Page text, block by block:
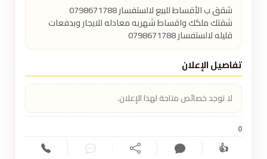
شقق ب الأقساط للبيع لالستفسار 0798671788
قليله لالستفسار 0798671788
تفاصيل الإعلان
لا توجد خصائص متاحة لهذا الإعلان.
0
👍إعجاب (0) تعليق (0) مشاركة دردشة اتصال